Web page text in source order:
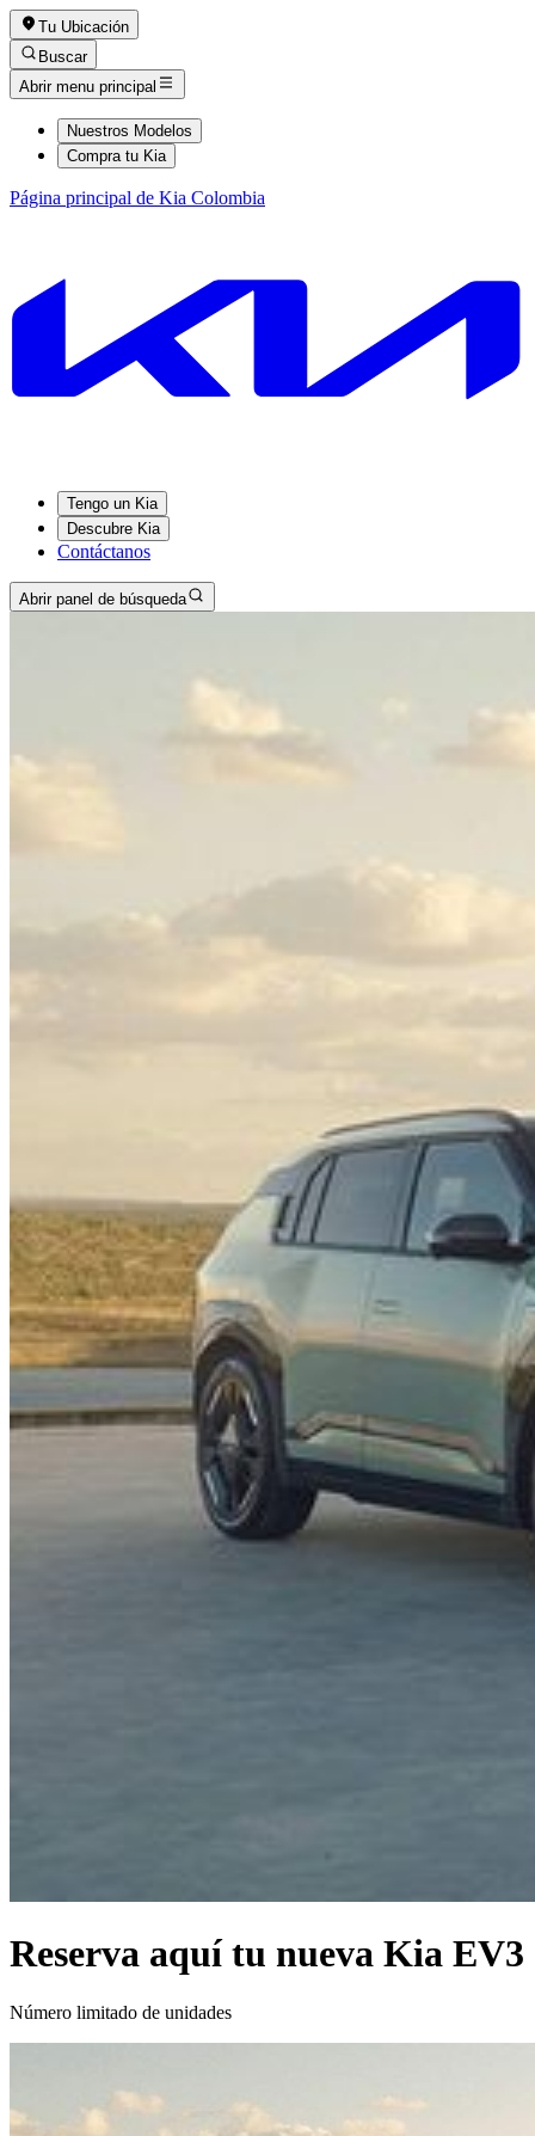
Tu Ubicación
Buscar
Abrir menu principal
Nuestros Modelos
Compra tu Kia
Página principal de Kia Colombia
Tengo un Kia
Descubre Kia
Contáctanos
Abrir panel de búsqueda
Reserva aquí tu nueva Kia EV3
Número limitado de unidades